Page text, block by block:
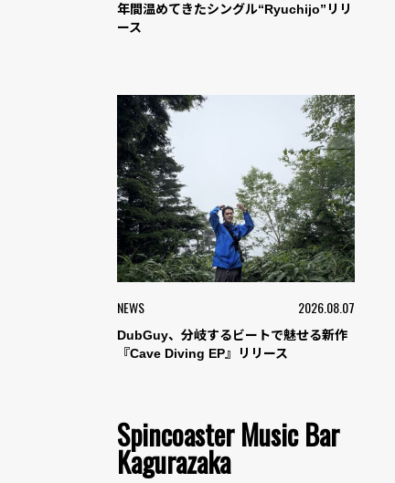
年間温めてきたシングル“Ryuchijo”リリ
ース
NEWS 2026.08.07
DubGuy、分岐するビートで魅せる新作
『Cave Diving EP』リリース
Spincoaster Music Bar
Kagurazaka